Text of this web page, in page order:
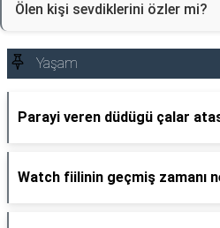
Ölen kişi sevdiklerini özler mi?
Yaşam
Parayi veren düdügü çalar
Watch fiilinin geçmiş zamanı